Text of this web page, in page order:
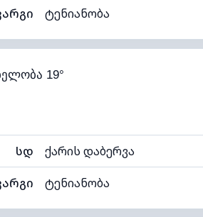
ტენიანობა
92% (კომფორტული) ღრუბლიანობა
18°C ხილვადობა
19°
სდ ქარის დაბერვა
ტენიანობა